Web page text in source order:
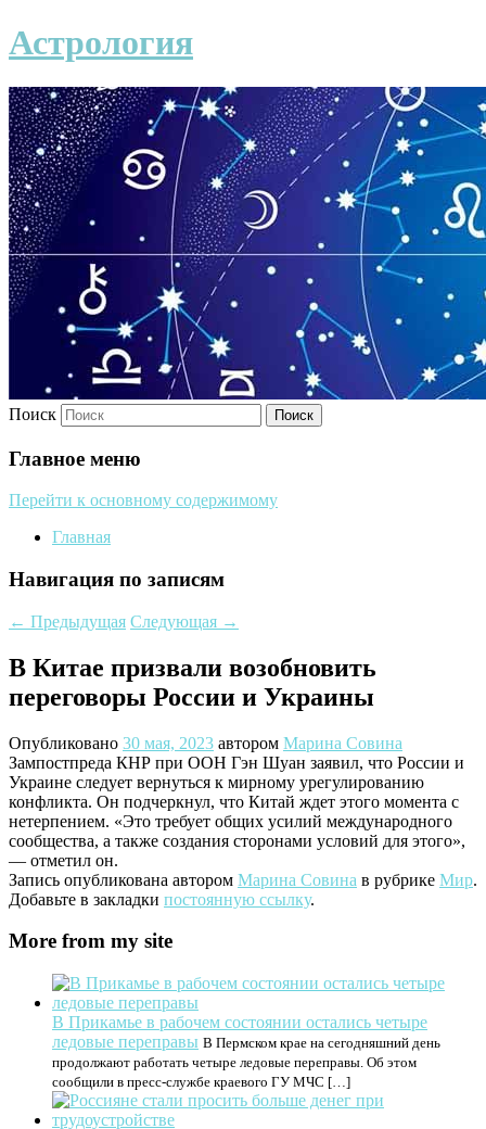
Астрология
Поиск
Главное меню
Перейти к основному содержимому
Главная
Навигация по записям
← Предыдущая Следующая →
В Китае призвали возобновить
переговоры России и Украины
Опубликовано 30 мая, 2023 автором Марина Совина
Зампостпреда КНР при ООН Гэн Шуан заявил, что России и
Украине следует вернуться к мирному урегулированию
конфликта. Он подчеркнул, что Китай ждет этого момента с
нетерпением. «Это требует общих усилий международного
сообщества, а также создания сторонами условий для этого»,
— отметил он.
Запись опубликована автором Марина Совина в рубрике Мир.
Добавьте в закладки постоянную ссылку.
More from my site
В Прикамье в рабочем состоянии остались четыре
ледовые переправы В Пермском крае на сегодняшний день
продолжают работать четыре ледовые переправы. Об этом
сообщили в пресс-службе краевого ГУ МЧС […]